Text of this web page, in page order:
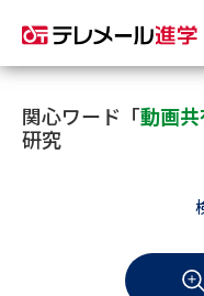
資料
大学・短大の資料種
関心ワード「動画
研究